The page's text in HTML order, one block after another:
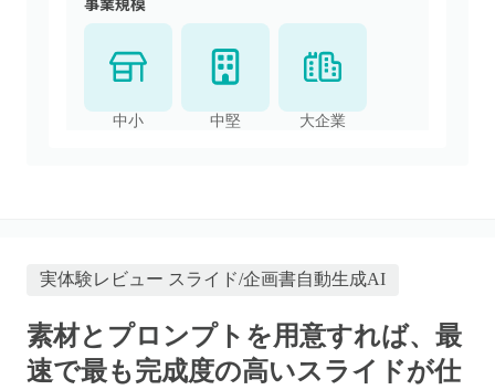
中小 中堅 大企業
実体験レビュー スライド/企画書自動生成AI
素材とプロンプトを用意すれば、最
速で最も完成度の高いスライドが仕